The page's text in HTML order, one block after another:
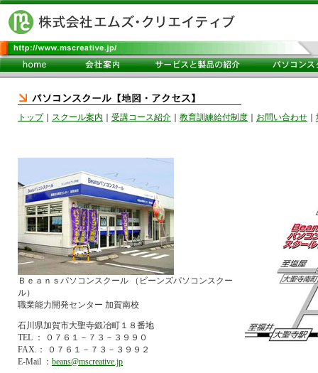
トップ｜ スクール案内 受講コース紹介 教育訓練給付制度 お問い合わせ
Ｂｅａｎｓパソコンスクール （ビーンズパソコンスクー
ル）
職業能力開発センター 加賀南校
石川県加賀市大聖寺鍛冶町１８番地
TEL ： ０７６１－７３－３９９０
FAX.： ０７６１－７３－３９９２
E-Mail ： beans@mscreative.jp